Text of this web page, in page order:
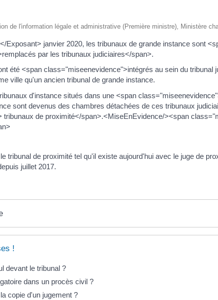
de l'information légale et administrative (Première ministre), Ministère
Exposant> janvier 2020, les tribunaux de grande instance sont
par les tribunaux judiciaires</span>.
été <span class="miseenevidence">intégrés au sein du tribunal
ville qu'un ancien tribunal de grande instance.
d'instance situés dans une <span
sont devenus des chambres détachées de ces tribunaux
tribunaux de proximité</span>.<MiseEnEvidence/><span
tribunal de proximité tel qu'il existe aujourd'hui avec le juge de
juillet 2017.
!
devant le tribunal ?
dans un procès civil ?
copie d'un jugement ?